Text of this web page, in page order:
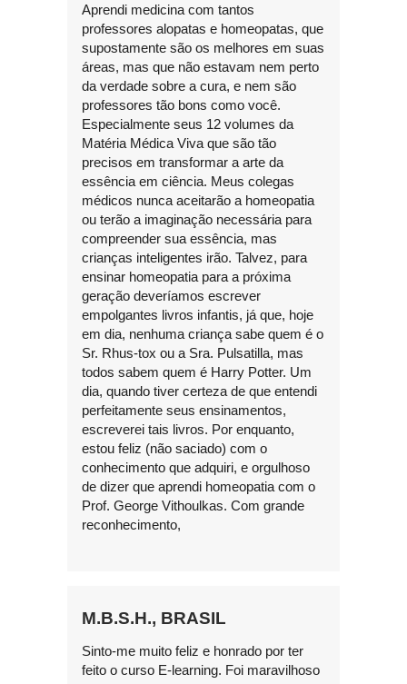
Aprendi medicina com tantos
professores alopatas e homeopatas, que
supostamente são os melhores em suas
áreas, mas que não estavam nem perto
da verdade sobre a cura, e nem são
professores tão bons como você.
Especialmente seus 12 volumes da
Matéria Médica Viva que são tão
precisos em transformar a arte da
essência em ciência. Meus colegas
médicos nunca aceitarão a homeopatia
ou terão a imaginação necessária para
compreender sua essência, mas
crianças inteligentes irão. Talvez, para
ensinar homeopatia para a próxima
geração deveríamos escrever
empolgantes livros infantis, já que, hoje
em dia, nenhuma criança sabe quem é o
Sr. Rhus-tox ou a Sra. Pulsatilla, mas
todos sabem quem é Harry Potter. Um
dia, quando tiver certeza de que entendi
perfeitamente seus ensinamentos,
escreverei tais livros. Por enquanto,
estou feliz (não saciado) com o
conhecimento que adquiri, e orgulhoso
de dizer que aprendi homeopatia com o
Prof. George Vithoulkas. Com grande
reconhecimento,
M.B.S.H., BRASIL
Sinto-me muito feliz e honrado por ter
feito o curso E-learning. Foi maravilhoso